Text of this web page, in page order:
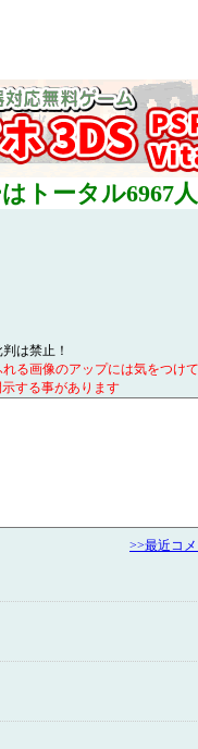
トータル6967
は禁止！
る画像のアップには気をつけ
する事があります
>>最近コ